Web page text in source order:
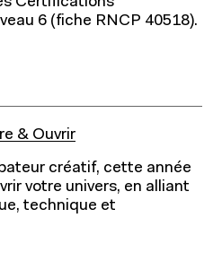
6 (fiche RNCP 40518).
& Ouvrir
créatif, cette année
votre univers, en alliant
technique et